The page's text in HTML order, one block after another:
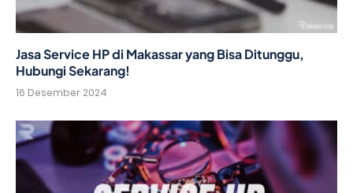
Jasa Service HP di Makassar yang Bisa Ditunggu,
Hubungi Sekarang!
16 Desember 2024